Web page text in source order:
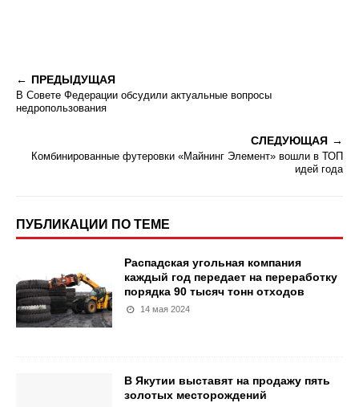
ПРЕДЫДУЩАЯ
В Совете Федерации обсудили актуальные вопросы
недропользования
СЛЕДУЮЩАЯ
Комбинированные футеровки «Майнинг Элемент» вошли в ТОП
идей года
ПУБЛИКАЦИИ ПО ТЕМЕ
Распадская угольная компания
каждый год передает на переработку
порядка 90 тысяч тонн отходов
14 мая 2024
В Якутии выставят на продажу пять
золотых месторождений